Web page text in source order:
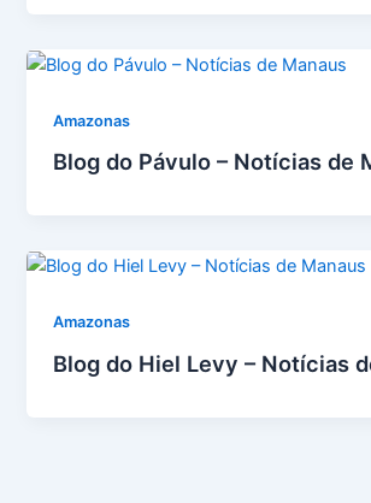
Amazonas
Blog do Pávulo – Notícias de
Amazonas
Blog do Hiel Levy – Notícias